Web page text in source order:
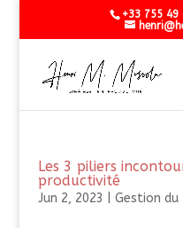
+33 755
Les 3 piliers
productivité
Jun 2, 2023 Gestion du